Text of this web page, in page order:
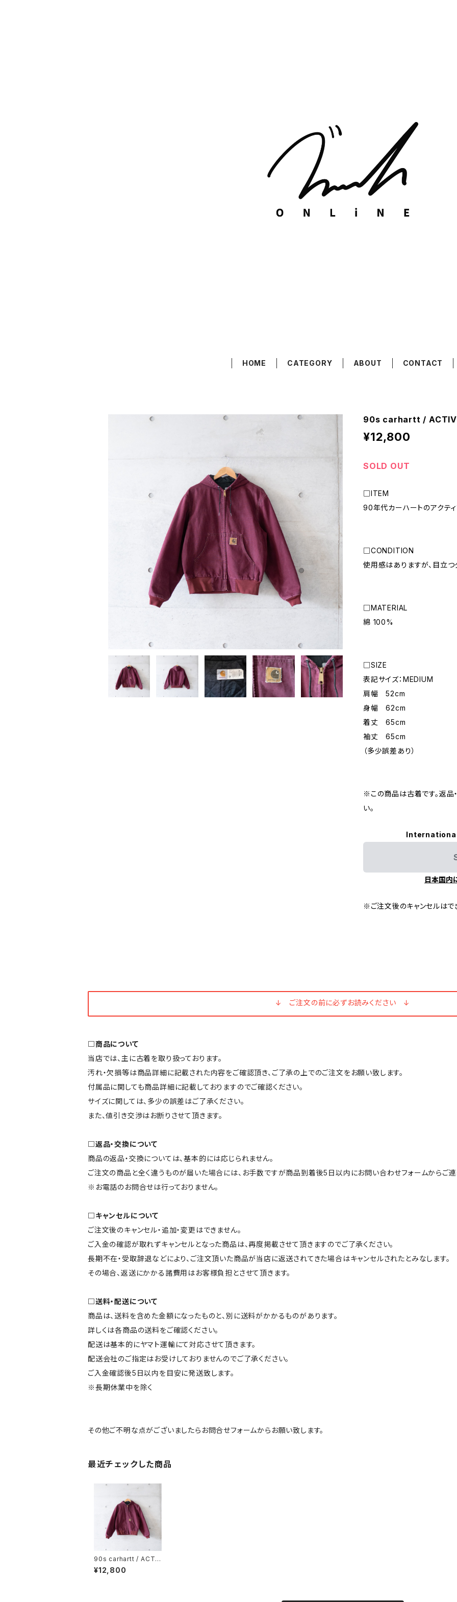
HOME CATEGORY ABOUT CONTACT
90s carhartt /
¥12,800
SOLD OUT
□ITEM
90年代カーハートのアクティ
□CONDITION
使用感はありますが、目立つ
□MATERIAL
綿 100%
□SIZE
表記サイズ：MEDIUM
肩幅 52cm
身幅 62cm
着丈 65cm
袖丈 65cm
（多少誤差あり）
※この商品は古着です。返品
い。
日本国内
※ご注文後のキャンセルはで
↓ ご注文の前に必ずお読みください ↓
□商品について
当店では、主に古着を取り扱っております。
汚れ・欠損等は商品詳細に記載された内容をご確認頂き、ご了承の上でのご注文をお願い致します。
付属品に関しても商品詳細に記載しておりますのでご確認ください。
サイズに関しては、多少の誤差はご了承ください。
また、値引き交渉はお断りさせて頂きます。
□返品・交換について
商品の返品・交換については、基本的には応じられません。
ご注文の商品と全く違うものが届いた場合には、お手数ですが商品到着後5日以内にお問い合わせフォームからご
※お電話のお問合せは行っておりません。
□キャンセルについて
ご注文後のキャンセル・追加・変更はできません。
ご入金の確認が取れずキャンセルとなった商品は、再度掲載させて頂きますのでご了承ください。
長期不在・受取辞退などにより、ご注文頂いた商品が当店に返送されてきた場合はキャンセルされたとみなします。
その場合、返送にかかる諸費用はお客様負担とさせて頂きます。
□送料・配送について
商品は、送料を含めた金額になったものと、別に送料がかかるものがあります。
詳しくは各商品の送料をご確認ください。
配送は基本的にヤマト運輸にて対応させて頂きます。
配送会社のご指定はお受けしておりませんのでご了承ください。
ご入金確認後5日以内を目安に発送致します。
※長期休業中を除く
その他ご不明な点がございましたらお問合せフォームからお願い致します。
最近チェックした商品
90s carhartt / ACTI
VE JACKET (used)
¥12,800